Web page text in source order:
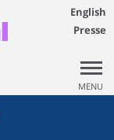
English
Presse
MENU